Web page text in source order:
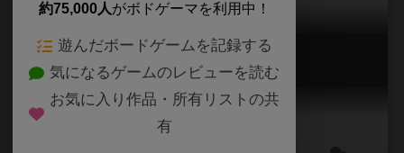
ロココの仕立屋
Rococo
約75,000人がボドゲーマを利用中！
遊んだボードゲームを記録する
気になるゲームのレビューを読む
お気に入り作品・所有リストの共
有